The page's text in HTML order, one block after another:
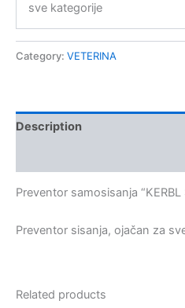
sve kategorije
Category: VETERINA
Description
Preventor samosisanja “KERBL
Preventor sisanja, ojačan za
Related products